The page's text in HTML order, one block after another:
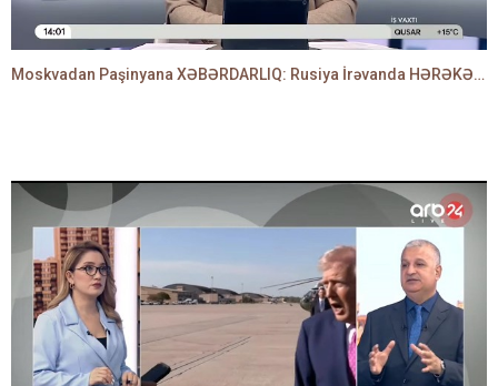
Moskvadan Paşinyana XƏBƏRDARLIQ: Rusiya İrəvanda HƏRƏKƏTƏ KEÇDİ - TAMİLLA QULAMİ danışır